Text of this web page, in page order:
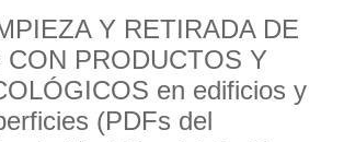
Y RETIRADA DE
CON PRODUCTOS Y
en edificios y
(PDFs del